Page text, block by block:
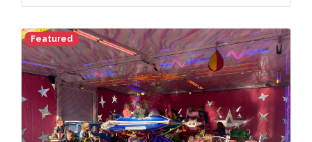
Featured